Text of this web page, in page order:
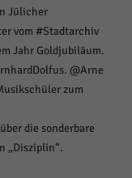
Jülicher
vom #Stadtarchiv
Jahr Goldjubiläum.
@Arne
zum
die sonderbare
„Disziplin“.